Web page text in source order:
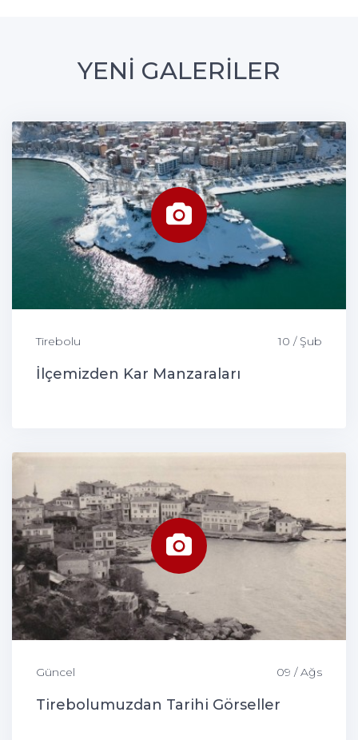
YENİ GALERİLER
Tirebolu 10 / Şub
İlçemizden Kar Manzaraları
Güncel 09 / Ağs
Tirebolumuzdan Tarihi Görseller